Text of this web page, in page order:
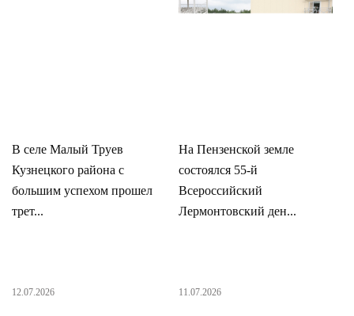
В селе Малый Труев
Кузнецкого района с
большим успехом прошел
трет...
12.07.2026
На Пензенской земле
состоялся 55-й
Всероссийский
Лермонтовский ден...
11.07.2026